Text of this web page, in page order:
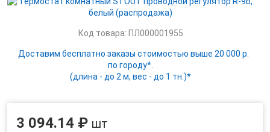
Код товара: ПЛ000001955
Доставим бесплатно заказы стоимостью выше 20 000 р.
по городу*.
(длина - до 2 м, вес - до 1 тн.)*
3 094.14 ₽ шт